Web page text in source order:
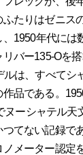
たりはゼニス
1950年代には
リバー135-Oを
ルは、すべてシ
品である。
ヌーシャテル天
てない記録で
ノメーター認定